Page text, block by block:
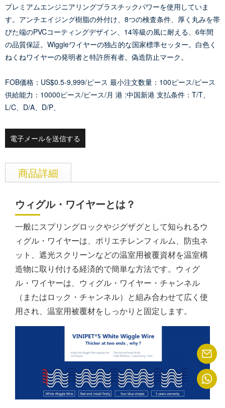
プレミアムエンジニアリングプラスチックパワーを使用していま
す。アンチエイジング樹脂の外付け、8つの検査条件、厚く丸みを帯
びた端のPVCコーティングデザイン、14等級の風に耐える、6年間
の品質保証。Wiggleワイヤーの独占的な国家標準セッター。白色く
ねくねワイヤーの発明者と特許所有者。偽造防止マーク。
FOB価格：US$0.5-9,999/ピース 最小注文数量：100ピース/ピース
供給能力：10000ピース/ピース/月 港 :中国新港 支払条件：T/T、
L/C、D/A、D/P、
電子メールを送信する
商品詳細
ウィグル・ワイヤーとは？
一般にスプリングロックやジグザグとして知られるウ
ィグル・ワイヤーは、ポリエチレンフィルム、防虫ネ
ット、遮光スクリーンなどの温室用被覆資材を温室構
造物に取り付ける経済的で簡単な方法です。ウィグ
ル・ワイヤーは、ウィグル・ワイヤー・チャンネル
（またはロック・チャンネル）と組み合わせて広く使
用され、温室用被覆材をしっかりと固定します。